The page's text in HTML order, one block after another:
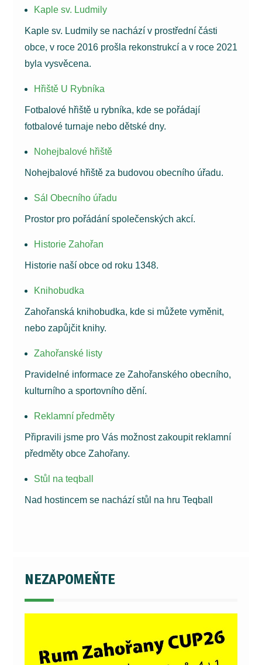
Kaple sv. Ludmily
Kaple sv. Ludmily se nachází v prostřední části
obce, v roce 2016 prošla rekonstrukcí a v roce 2021
byla vysvěcena.
Hřiště U Rybníka
Fotbalové hřiště u rybníka, kde se pořádají
fotbalové turnaje nebo dětské dny.
Nohejbalové hřiště
Nohejbalové hřiště za budovou obecního úřadu.
Sál Obecního úřadu
Prostor pro pořádání společenských akcí.
Historie Zahořan
Historie naší obce od roku 1348.
Knihobudka
Zahořanská knihobudka, kde si můžete vyměnit,
nebo zapůjčit knihy.
Zahořanské listy
Pravidelné informace ze Zahořanského obecního,
kulturního a sportovního dění.
Reklamní předměty
Připravili jsme pro Vás možnost zakoupit reklamní
předměty obce Zahořany.
Stůl na teqball
Nad hostincem se nachází stůl na hru Teqball
NEZAPOMEŇTE